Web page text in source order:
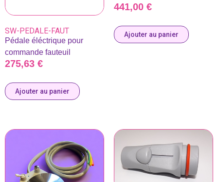
SW-PEDALE-FAUT
Pédale éléctrique pour
commande fauteuil
275,63 €
Ajouter au panier
441,00 €
Ajouter au panier